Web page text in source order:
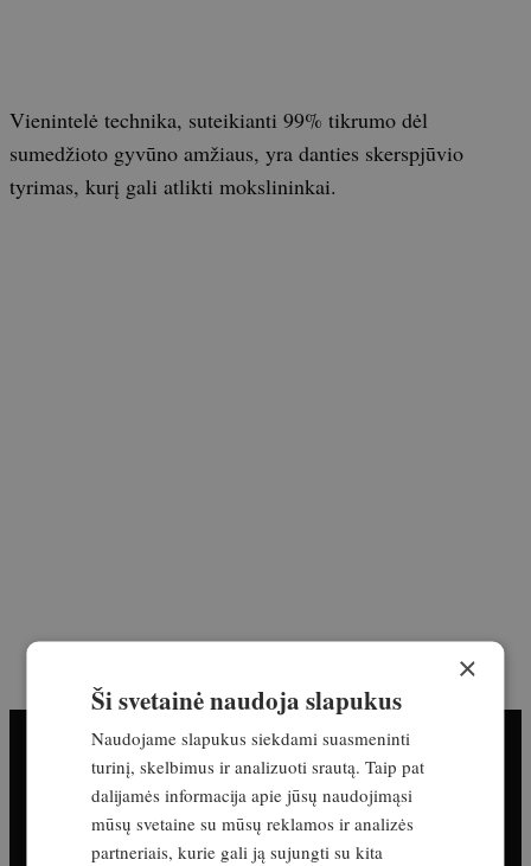
Vienintelė technika, suteikianti 99% tikrumo dėl
sumedžioto gyvūno amžiaus, yra danties skerspjūvio
tyrimas, kurį gali atlikti mokslininkai.
×
Ši svetainė naudoja slapukus
Naudojame slapukus siekdami suasmeninti
turinį, skelbimus ir analizuoti srautą. Taip pat
dalijamės informacija apie jūsų naudojimąsi
mūsų svetaine su mūsų reklamos ir analizės
partneriais, kurie gali ją sujungti su kita